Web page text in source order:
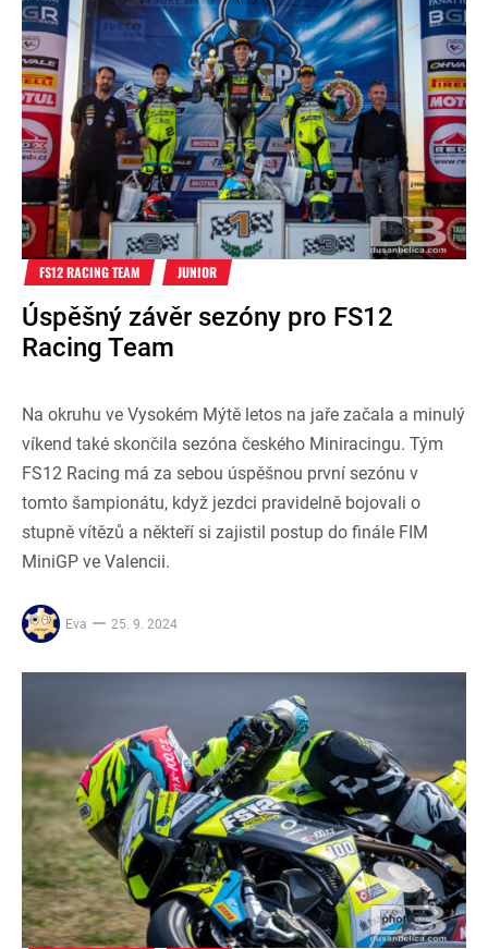
FS12 RACING TEAM JUNIOR
Úspěšný závěr sezóny pro FS12
Racing Team
Na okruhu ve Vysokém Mýtě letos na jaře začala a minulý
víkend také skončila sezóna českého Miniracingu. Tým
FS12 Racing má za sebou úspěšnou první sezónu v
tomto šampionátu, když jezdci pravidelně bojovali o
stupně vítězů a někteří si zajistil postup do finále FIM
MiniGP ve Valencii.
Eva 25. 9. 2024